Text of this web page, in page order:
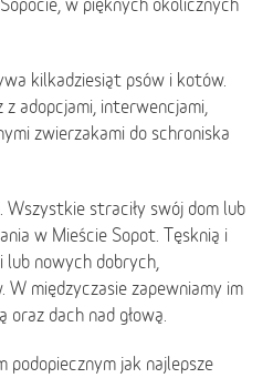
w pięknych okolicznych
kilkadziesiąt psów i kotów.
adopcjami, interwencjami,
zwierzakami do schroniska
straciły swój dom lub
w Mieście Sopot. Tęsknią i
lub nowych dobrych,
W międzyczasie zapewniamy im
dach nad głową.
podopiecznym jak najlepsze